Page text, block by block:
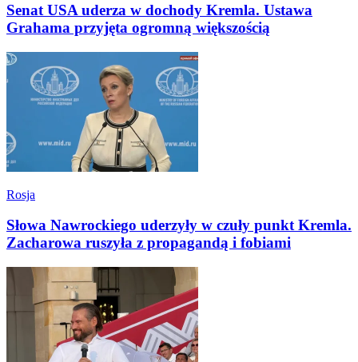
Senat USA uderza w dochody Kremla. Ustawa
Grahama przyjęta ogromną większością
Rosja
Słowa Nawrockiego uderzyły w czuły punkt Kremla.
Zacharowa ruszyła z propagandą i fobiami